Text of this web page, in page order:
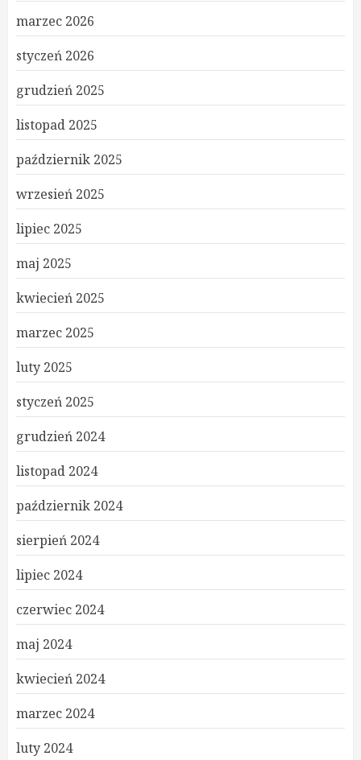
marzec 2026
styczeń 2026
grudzień 2025
listopad 2025
październik 2025
wrzesień 2025
lipiec 2025
maj 2025
kwiecień 2025
marzec 2025
luty 2025
styczeń 2025
grudzień 2024
listopad 2024
październik 2024
sierpień 2024
lipiec 2024
czerwiec 2024
maj 2024
kwiecień 2024
marzec 2024
luty 2024